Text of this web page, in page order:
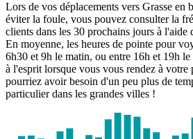
Lors de vos déplacements vers Grasse en
éviter la foule, vous pouvez consulter la
clients dans les 30 prochains jours à l'aide
En moyenne, les heures de pointe pour
6h30 et 9h le matin, ou entre 16h et 19h
à l'esprit lorsque vous vous rendez à votre
pourriez avoir besoin d'un peu plus de
particulier dans les grandes villes !